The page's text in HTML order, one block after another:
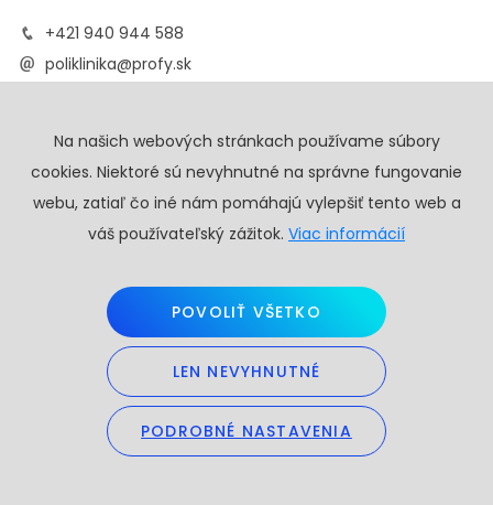
+421 940 944 588
poliklinika@profy.sk
REHABILITAČNÉ CENTRUM
BRATISLAVA
Na paši 2
+421 949 093 171
info@profy.sk
KLINIKA PROFY
Na našich webových stránkach používame súbory
cookies. Niektoré sú nevyhnutné na správne fungovanie
webu, zatiaľ čo iné nám pomáhajú vylepšiť tento web a
váš používateľský zážitok. Viac informácií
PODROBNÉ NASTAVENIA
LEN NEVYHNUTNÉ
POVOLIŤ VŠETKO